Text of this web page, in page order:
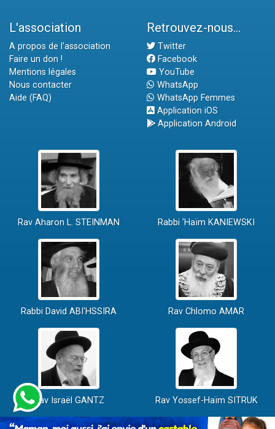
L'association
A propos de l'association
Faire un don !
Mentions légales
Nous contacter
Aide (FAQ)
Retrouvez-nous...
Twitter
Facebook
YouTube
WhatsApp
WhatsApp Femmes
Application iOS
Application Android
Rav Aharon L. STEINMAN Rabbi 'Haïm KANIEWSKI
Rabbi David ABI'HSSIRA Rav Chlomo AMAR
Rav Israël GANTZ Rav Yossef-Haïm SITRUK